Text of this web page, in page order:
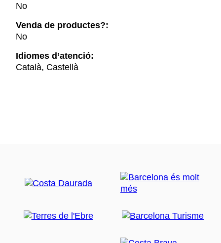
No
Venda de productes?:
No
Idiomes d’atenció:
Català, Castellà